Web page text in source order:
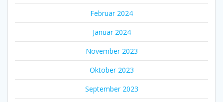
Februar 2024
Januar 2024
November 2023
Oktober 2023
September 2023